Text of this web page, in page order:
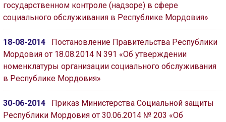
государственном контроле (надзоре) в сфере
социального обслуживания в Республике Мордовия»
18-08-2014
Постановление Правительства Республики
Мордовия от 18.08.2014 N 391 «Об утверждении
номенклатуры организации социального обслуживания
в Республике Мордовия»
30-06-2014
Приказ Министерства Социальной защиты
Республики Мордовия от 30.06.2014 № 203 «Об